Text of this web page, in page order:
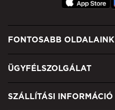
FONTOSABB OLDALAINK
ÜGYFÉLSZOLGÁLAT
SZÁLLÍTÁSI INFORMÁCIÓ